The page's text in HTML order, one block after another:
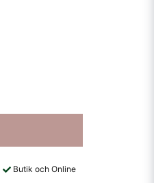
Butik och Online